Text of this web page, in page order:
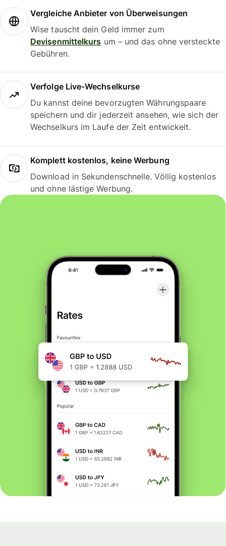
Vergleiche Anbieter von Überweisungen
Wise tauscht dein Geld immer zum
Devisenmittelkurs um – und das ohne versteckte
Gebühren.
Verfolge Live-Wechselkurse
Du kannst deine bevorzugten Währungspaare
speichern und dir jederzeit ansehen, wie sich der
Wechselkurs im Laufe der Zeit entwickelt.
Komplett kostenlos, keine Werbung
Download in Sekundenschnelle. Völlig kostenlos
und ohne lästige Werbung.